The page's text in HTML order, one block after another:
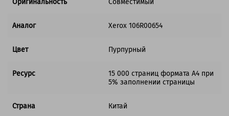
Оригинальность Совместимый
Аналог Xerox 106R00654
Цвет Пурпурный
Ресурс
15 000 страниц формата А4 при
5% заполнении страницы
Страна Китай